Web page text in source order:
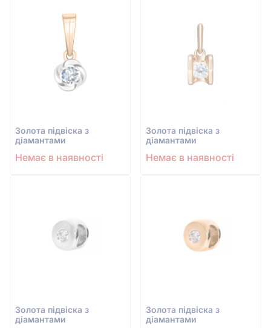
Золота підвіска з
діамантами
Немає в наявності
Золота підвіска з
діамантами
Немає в наявності
Золота підвіска з
діамантами
Золота підвіска з
діамантами